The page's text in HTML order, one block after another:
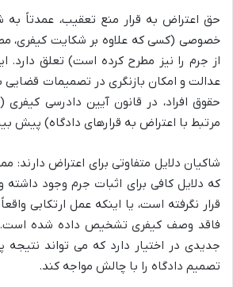
حق اعتراض به قرار منع تعقیب، عمدتاً
خصوصی (کسی که علاوه بر شکایت کیفری،
از جرم را نیز مطرح کرده است) تعلق دارد.
عدالت و امکان بازنگری در تصمیمات قضایی
مرتبط با اعتراض به قرارهای دادگاه) پیش
شاکیان دلایل متفاوتی برای اعتراض
که دلایل کافی برای اثبات جرم وجود
قرار نگرفته است، یا اینکه عمل ارتکابی
فاقد وصف کیفری تشخیص داده شده است.
جدیدی در اختیار دارد که می تواند نتیجه
تصمیم دادگاه را با چالش مواجه کند.